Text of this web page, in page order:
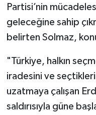
Partisi’nin
geleceğine sahip
belirten Solmaz,
"Türkiye, halkın
iradesini ve
uzatmaya çalışan
saldırısıyla güne